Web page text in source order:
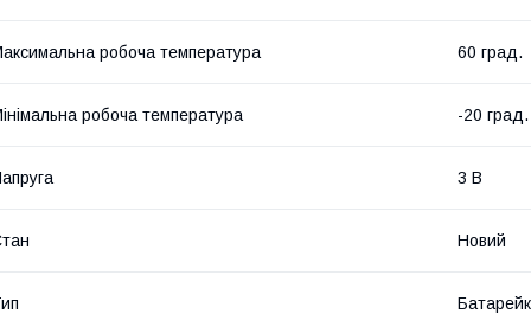
робоча температура 60 град.
робоча температура -20 град.
3 В
Новий